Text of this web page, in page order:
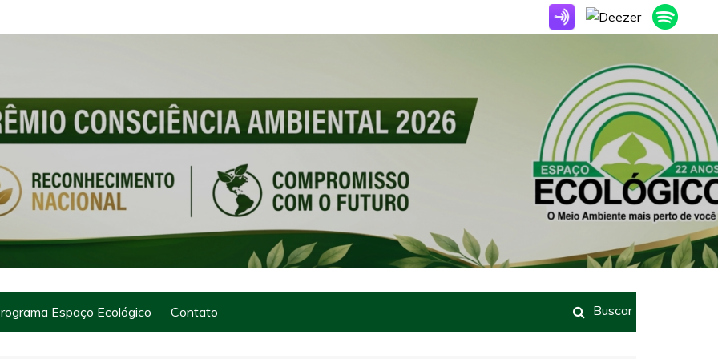
Espaço Ecológico Contato Buscar